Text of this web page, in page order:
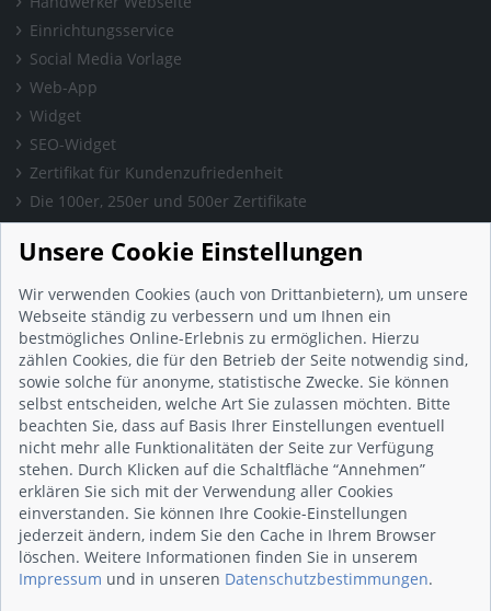
Einrichtungsservice
Social Media Vorlage
Web-App
Widget
SEO-Widget
Zertifikat für Kundenzufriedenheit
Die 100er, 250er und 500er Zertifikate
Presse & Wissen
Presse und Informationen
Blog
Häufig gestellte Fragen (FAQ)
Studie: Digitalisierungsbarometer
Initiative gegen Fake-Bewertungen
Kunden Informationen
Beratungsgespräch vereinbaren
Impressum
Datenschutz
AGB
Nutzungsbedingungen
Kontakt
Unsere Cookie Einstellungen
Wir verwenden Cookies (auch von Drittanbietern), um unsere
Webseite ständig zu verbessern und um Ihnen ein
bestmögliches Online-Erlebnis zu ermöglichen. Hierzu
zählen Cookies, die für den Betrieb der Seite notwendig sind,
sowie solche für anonyme, statistische Zwecke. Sie können
selbst entscheiden, welche Art Sie zulassen möchten. Bitte
beachten Sie, dass auf Basis Ihrer Einstellungen eventuell
nicht mehr alle Funktionalitäten der Seite zur Verfügung
stehen. Durch Klicken auf die Schaltfläche “Annehmen”
erklären Sie sich mit der Verwendung aller Cookies
einverstanden. Sie können Ihre Cookie-Einstellungen
jederzeit ändern, indem Sie den Cache in Ihrem Browser
löschen. Weitere Informationen finden Sie in unserem
Impressum und in unseren Datenschutzbestimmungen.